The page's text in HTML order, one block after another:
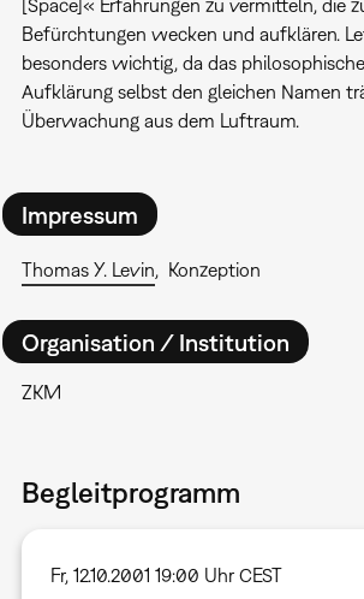
[Space]« Erfahrungen zu vermitteln, die
Befürchtungen wecken und aufklären.
besonders wichtig, da das
Aufklärung selbst den gleichen Namen
Überwachung aus dem Luftraum.
Impressum
Thomas Y. Levin Konzeption
Organisation / Institution
ZKM
Begleitprogramm
Fr, 12.10.2001 19:00 Uhr CEST